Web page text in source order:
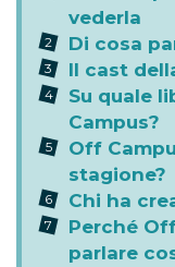
vederla
Di cosa
Il cast
Su quale
Campus?
Off
stagione?
Chi ha
Perché
parlare